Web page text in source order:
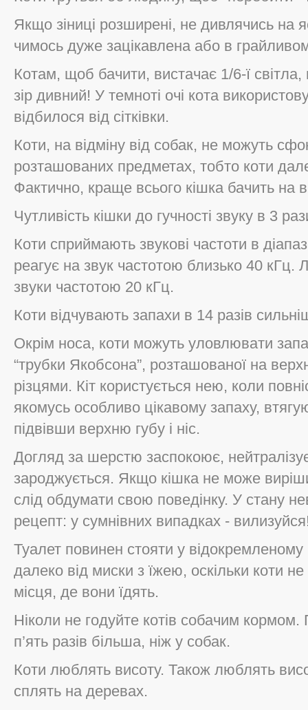
Якщо зіниці розширені, не дивлячись на
чимось дуже зацікавлена або в
Котам, щоб бачити, вистачає 1/6-ї світла,
зір дивний! У темноті очі кота
відбилося від сітківки.
Коти, на відміну від собак, не можуть
розташованих предметах, тобто коти
Фактично, краще всього кішка бачить на
Чутливість кішки до гучності звуку в 3
Коти сприймають звукові частоти в
реагує на звук частотою близько 40
звуки частотою 20 кГц.
Коти відчувають запахи в 14 разів
Окрім носа, коти можуть уловлювати
“трубки Якобсона”, розташованої на
різцями. Кіт користується нею, коли
якомусь особливо цікавому запаху,
підвівши верхню губу і ніс.
Догляд за шерстю заспокоює,
зароджується. Якщо кішка не може
слід обдумати свою поведінку. У стану
рецепт: у сумнівних випадках -
Туалет повинен стояти у відокремленому
далеко від миски з їжею, оскільки коти
місця, де вони їдять.
Ніколи не годуйте котів собачим кормом.
п’ять разів більша, ніж у собак.
Коти люблять висоту. Також люблять
сплять на деревах.